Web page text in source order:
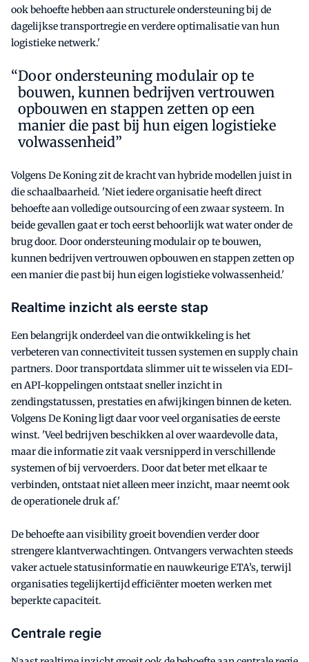
ook behoefte hebben aan structurele ondersteuning bij de
dagelijkse transportregie en verdere optimalisatie van hun
logistieke netwerk.'
Door ondersteuning modulair op te
bouwen, kunnen bedrijven vertrouwen
opbouwen en stappen zetten op een
manier die past bij hun eigen logistieke
volwassenheid”
Volgens De Koning zit de kracht van hybride modellen juist in
die schaalbaarheid. 'Niet iedere organisatie heeft direct
behoefte aan volledige outsourcing of een zwaar systeem. In
beide gevallen gaat er toch eerst behoorlijk wat water onder de
brug door. Door ondersteuning modulair op te bouwen,
kunnen bedrijven vertrouwen opbouwen en stappen zetten op
een manier die past bij hun eigen logistieke volwassenheid.'
Realtime inzicht als eerste stap
Een belangrijk onderdeel van die ontwikkeling is het
verbeteren van connectiviteit tussen systemen en supply chain
partners. Door transportdata slimmer uit te wisselen via EDI-
en API-koppelingen ontstaat sneller inzicht in
zendingstatussen, prestaties en afwijkingen binnen de keten.
Volgens De Koning ligt daar voor veel organisaties de eerste
winst. 'Veel bedrijven beschikken al over waardevolle data,
maar die informatie zit vaak versnipperd in verschillende
systemen of bij vervoerders. Door dat beter met elkaar te
verbinden, ontstaat niet alleen meer inzicht, maar neemt ook
de operationele druk af.'
De behoefte aan visibility groeit bovendien verder door
strengere klantverwachtingen. Ontvangers verwachten steeds
vaker actuele statusinformatie en nauwkeurige ETA’s, terwijl
organisaties tegelijkertijd efficiënter moeten werken met
beperkte capaciteit.
Centrale regie